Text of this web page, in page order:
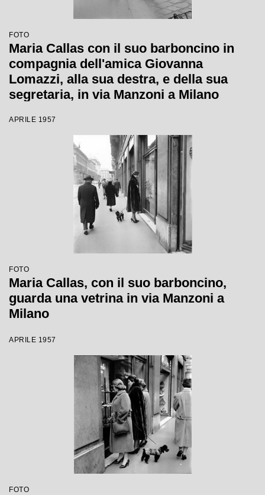
FOTO
Maria Callas con il suo barboncino in
compagnia dell'amica Giovanna
Lomazzi, alla sua destra, e della sua
segretaria, in via Manzoni a Milano
APRILE 1957
FOTO
Maria Callas, con il suo barboncino,
guarda una vetrina in via Manzoni a
Milano
APRILE 1957
FOTO